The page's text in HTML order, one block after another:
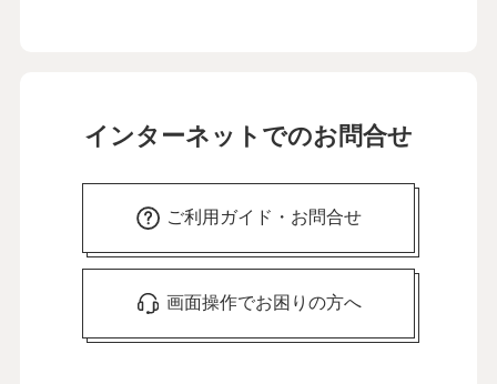
インターネットでのお問合せ
ご利用ガイド・お問合せ
画面操作でお困りの方へ